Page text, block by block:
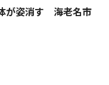
が姿消す 海老名市